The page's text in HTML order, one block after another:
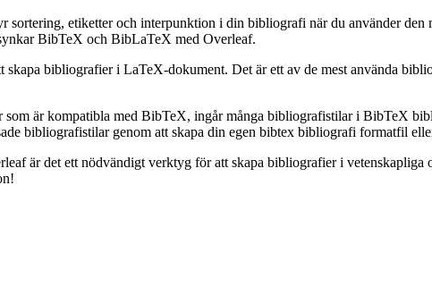
sortering, etiketter och interpunktion i din bibliografi när du använder den
BibTeX och BibLaTeX med Overleaf.
bibliografier i LaTeX-dokument. Det är ett av de mest använda
är kompatibla med BibTeX, ingår många bibliografistilar i BibTeX
bibliografistilar genom att skapa din egen bibtex bibliografi formatfil
är det ett nödvändigt verktyg för att skapa bibliografier i